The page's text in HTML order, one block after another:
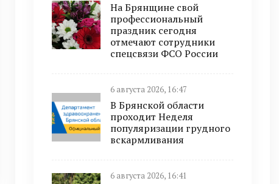
На Брянщине свой
профессиональный
праздник сегодня
отмечают сотрудники
спецсвязи ФСО России
6 августа 2026, 16:47
В Брянской области
проходит Неделя
популяризации грудного
вскармливания
6 августа 2026, 16:41